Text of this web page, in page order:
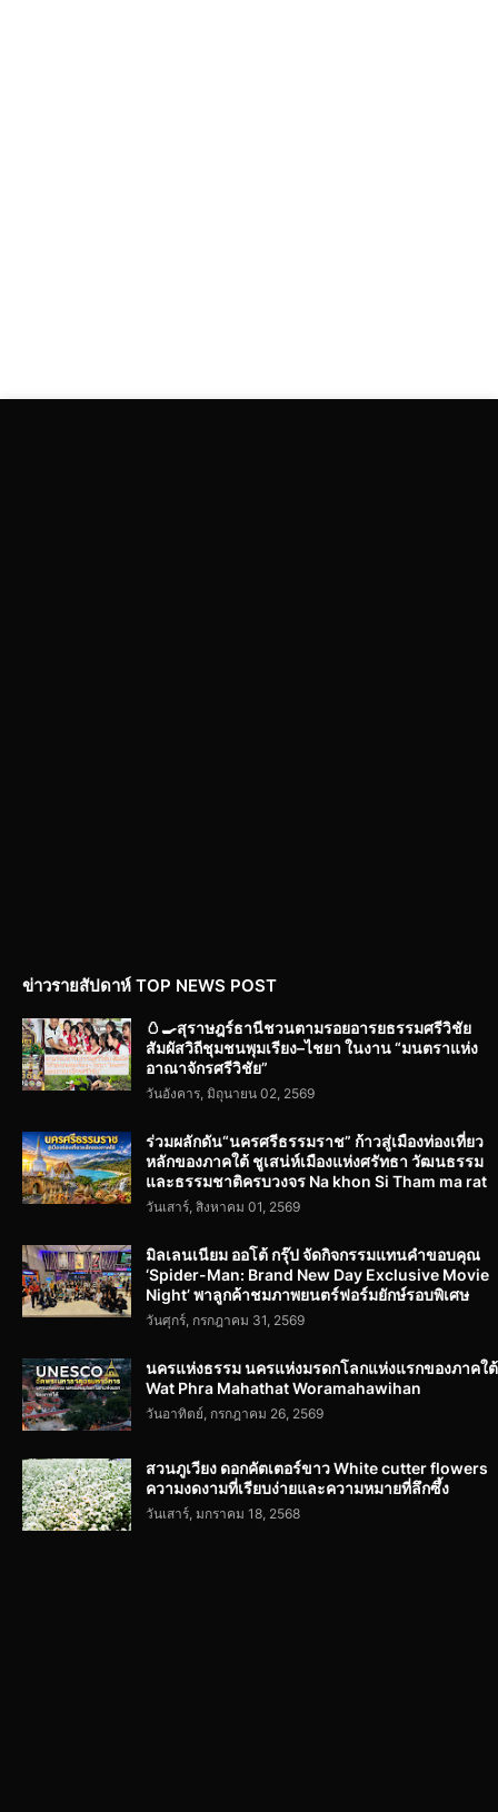
ข่าวรายสัปดาห์ TOP NEWS POST
🥚🍳สุราษฎร์ธานีชวนตามรอยอารยธรรมศรีวิชัย
สัมผัสวิถีชุมชนพุมเรียง–ไชยา ในงาน “มนตราแห่ง
อาณาจักรศรีวิชัย”
วันอังคาร, มิถุนายน 02, 2569
ร่วมผลักดัน“นครศรีธรรมราช” ก้าวสู่เมืองท่องเที่ยว
หลักของภาคใต้ ชูเสน่ห์เมืองแห่งศรัทธา วัฒนธรรม
และธรรมชาติครบวงจร Na khon Si Tham ma rat
วันเสาร์, สิงหาคม 01, 2569
มิลเลนเนียม ออโต้ กรุ๊ป จัดกิจกรรมแทนคำขอบคุณ
‘Spider-Man: Brand New Day Exclusive Movie
Night’ พาลูกค้าชมภาพยนตร์ฟอร์มยักษ์รอบพิเศษ
วันศุกร์, กรกฎาคม 31, 2569
นครแห่งธรรม นครแห่งมรดกโลกแห่งแรกของภาคใต้
Wat Phra Mahathat Woramahawihan
วันอาทิตย์, กรกฎาคม 26, 2569
สวนภูเวียง ดอกคัตเตอร์ขาว White cutter flowers
ความงดงามที่เรียบง่ายและความหมายที่ลึกซึ้ง
วันเสาร์, มกราคม 18, 2568